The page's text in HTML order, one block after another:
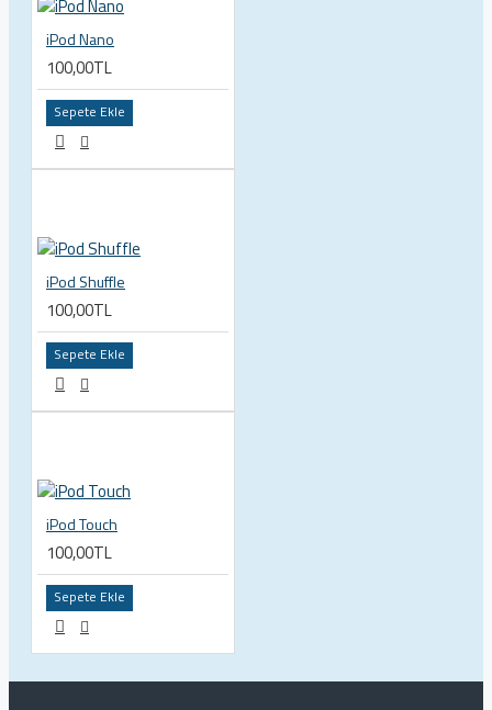
iPod Nano
100,00TL
Sepete Ekle
iPod Shuffle
100,00TL
Sepete Ekle
iPod Touch
100,00TL
Sepete Ekle